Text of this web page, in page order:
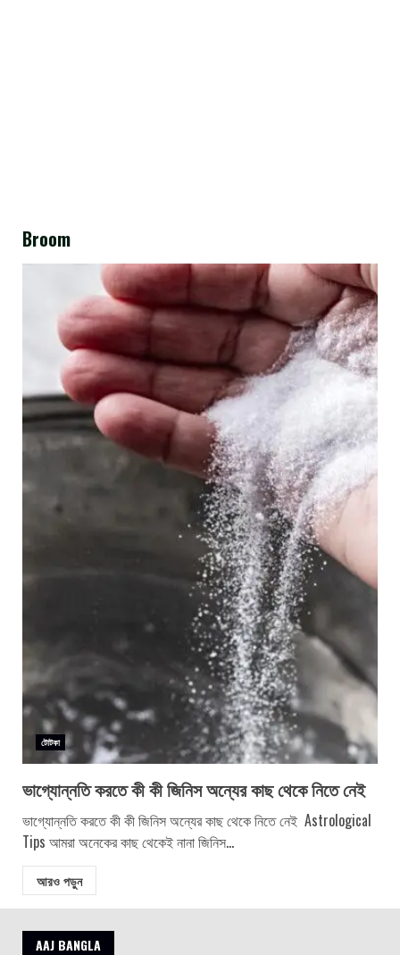
Broom
টোটকা
ভাগ্যোন্নতি করতে কী কী জিনিস অন্যের কাছ থেকে নিতে নেই
ভাগ্যোন্নতি করতে কী কী জিনিস অন্যের কাছ থেকে নিতে নেই Astrological
Tips আমরা অনেকের কাছ থেকেই নানা জিনিস...
আরও পড়ুন
AAJ BANGLA